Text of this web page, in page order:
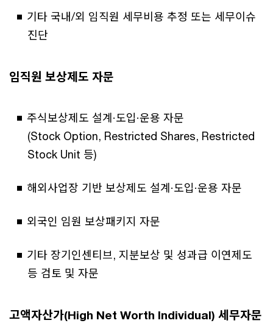
기타 국내/외 임직원 세무비용 추정 또는 세무이슈
진단
임직원 보상제도 자문
주식보상제도 설계·도입·운용 자문
(Stock Option, Restricted Shares, Restricted
Stock Unit 등)
해외사업장 기반 보상제도 설계·도입·운용 자문
외국인 임원 보상패키지 자문
기타 장기인센티브, 지분보상 및 성과급 이연제도
등 검토 및 자문
고액자산가(High Net Worth Individual) 세무자문